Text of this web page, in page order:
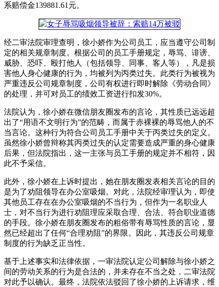
系赔偿金139881.61元。
经二审法院审理查明，徐小娇作为公司员工，应当遵守公司制
定的相关规章制度。根据公司的员工手册规定，辱骂、诽谤、
威胁、恐吓、殴打他人（包括领导、同事、客人等），凡是损
害他人身心健康的行为，均被列为丙类过失。此类行为被视为
严重违反公司规章制度，公司有权进行即时解除《劳动合同》
的处理，并可对员工的绩效工资进行扣发30%。
法院认为，徐小娇在微信朋友圈发布的言论，其性质已远远超
出了“用语不文明行为”的范畴，而属于赤裸裸的辱骂他人的不
当言论。这种行为符合公司员工手册中关于丙类过失的定义。
虽然徐小娇曾辩称其丙类过失的认定需要造成严重的身心健康
后果，但法院指出，这一主张与员工手册的规定并不相符，因
此不予采信。
此外，徐小娇在上诉时提出，她在朋友圈发表相关言论的目的
是为了劝阻领导在办公室吸烟。对此，法院经审理认为，即使
其他员工存在在办公室吸烟的不当行为，但作为一名职业人
士，对不当行为进行劝阻理应采取合理、合法、符合职业道德
的手段。徐小娇在朋友圈发布的粗俗带有辱骂性质的言论，显
然已经超出了任何“合理劝阻”的界限。因此，其违反公司规章
制度的行为缺乏正当性。
基于上述事实和法律依据，一审法院认定公司解除与徐小娇之
间的劳动关系的行为是合法的，并未存在不当之处，二审法院
对此予以确认。最终，法院依法驳回了徐小娇的上诉请求，维